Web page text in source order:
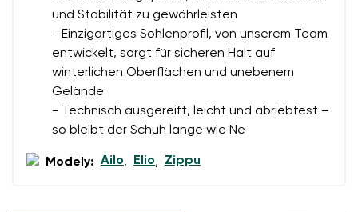
und Stabilität zu gewährleisten
- Einzigartiges Sohlenprofil, von unserem Team
entwickelt, sorgt für sicheren Halt auf
winterlichen Oberflächen und unebenem
Gelände
- Technisch ausgereift, leicht und abriebfest –
so bleibt der Schuh lange wie Ne
Modely: Ailo, Elio, Zippu
einverstanden.
Bewertung hinzufügen